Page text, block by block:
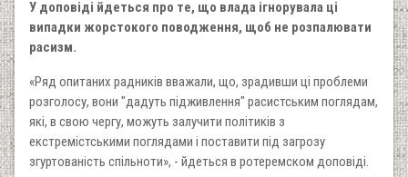
У доповіді йдеться про те, що влада ігнорувала ці
випадки жорстокого поводження, щоб не розпалювати
расизм.
«Ряд опитаних радників вважали, що, зрадивши ці проблеми
розголосу, вони "дадуть підживлення" расистським поглядам,
які, в свою чергу, можуть залучити політиків з
екстремістськими поглядами і поставити під загрозу
згуртованість спільноти», - йдеться в ротеремском доповіді.